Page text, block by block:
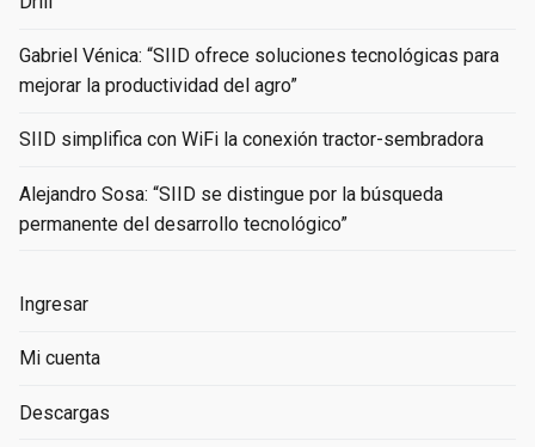
Gabriel Vénica: “SIID ofrece soluciones tecnológicas para
mejorar la productividad del agro”
SIID simplifica con WiFi la conexión tractor-sembradora
Alejandro Sosa: “SIID se distingue por la búsqueda
permanente del desarrollo tecnológico”
Ingresar
Mi cuenta
Descargas